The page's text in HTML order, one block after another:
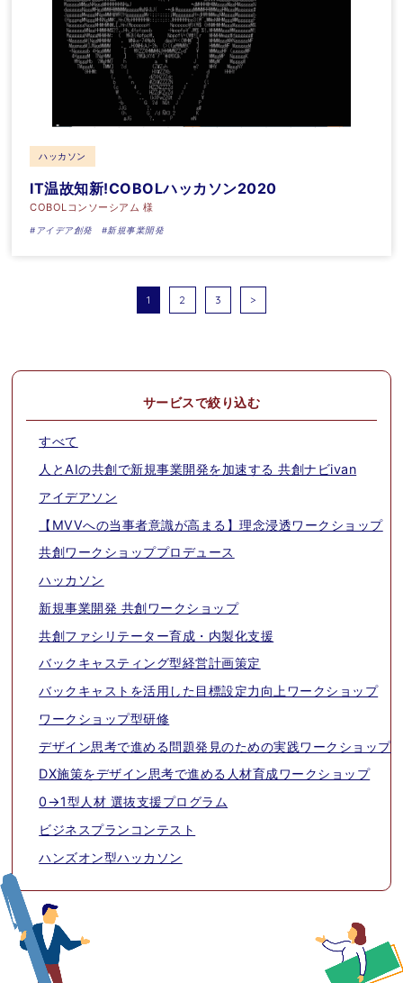
ハッカソン
IT温故知新!COBOLハッカソン2020
COBOLコンソーシアム 様
#アイデア創発 #新規事業開発
ー
1 2 3 >
サービスで絞り込む
すべて
人とAIの共創で新規事業開発を加速する 共創ナビivan
アイデアソン
【MVVへの当事者意識が高まる】理念浸透ワークショップ
共創ワークショッププロデュース
ハッカソン
新規事業開発 共創ワークショップ
共創ファシリテーター育成・内製化支援
バックキャスティング型経営計画策定
バックキャストを活用した目標設定力向上ワークショップ
ワークショップ型研修
デザイン思考で進める問題発見のための実践ワークショップ
DX施策をデザイン思考で進める人材育成ワークショップ
0→1型人材 選抜支援プログラム
ビジネスプランコンテスト
ハンズオン型ハッカソン